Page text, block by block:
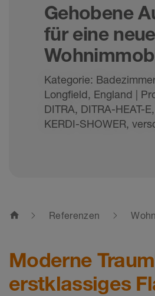
Gehobene
für eine neue
Kategorie:
Longfield, England |
DITRA, DITRA-HEAT-
KERDI-SHOWER,
home Referenzen
Moderne
erstklassiges